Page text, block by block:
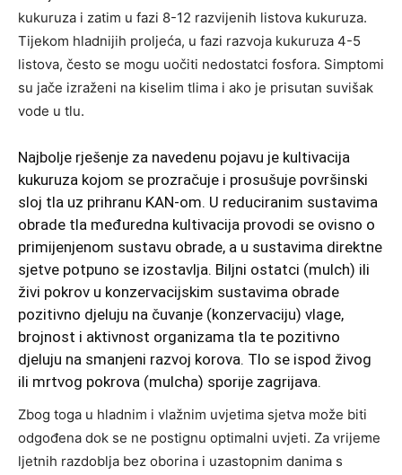
kukuruza i zatim u fazi 8-12 razvijenih listova kukuruza.
Tijekom hladnijih proljeća, u fazi razvoja kukuruza 4-5
listova, često se mogu uočiti nedostatci fosfora. Simptomi
su jače izraženi na kiselim tlima i ako je prisutan suvišak
vode u tlu.
Najbolje rješenje za navedenu pojavu je kultivacija
kukuruza kojom se prozračuje i prosušuje površinski
sloj tla uz prihranu KAN-om. U reduciranim sustavima
obrade tla međuredna kultivacija provodi se ovisno o
primijenjenom sustavu obrade, a u sustavima direktne
sjetve potpuno se izostavlja. Biljni ostatci (mulch) ili
živi pokrov u konzervacijskim sustavima obrade
pozitivno djeluju na čuvanje (konzervaciju) vlage,
brojnost i aktivnost organizama tla te pozitivno
djeluju na smanjeni razvoj korova. Tlo se ispod živog
ili mrtvog pokrova (mulcha) sporije zagrijava.
Zbog toga u hladnim i vlažnim uvjetima sjetva može biti
odgođena dok se ne postignu optimalni uvjeti. Za vrijeme
ljetnih razdoblja bez oborina i uzastopnim danima s